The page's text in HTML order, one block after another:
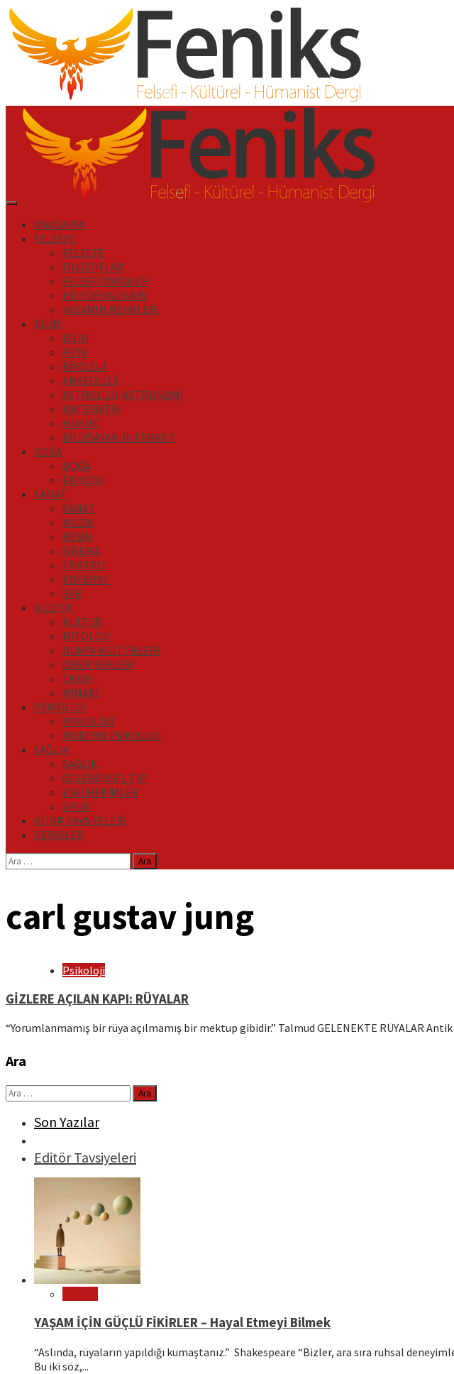
İçeriği
Geç
Primary
ANA SAYFA
FELSEFE
FELSEFE
FİLOZOFLAR
FELSEFİ ÖYKÜLER
EDİTÖR YAZILARI
YAŞAMIN RENKLERİ
BİLİM
BİLİM
FİZİK
BİYOLOJİ
ARKEOLOJİ
ASTROLOJİ-ASTRONOMİ
MATEMATİK
HUKUK
BİLGİSAYAR-İNTERNET
DOĞA
DOĞA
EKOLOJİ
SANAT
SANAT
MÜZİK
RESİM
SİNEMA
TİYATRO
EDEBİYAT
ŞİİR
KÜLTÜR
KÜLTÜR
MİTOLOJİ
DÜNYA KÜLTÜRLERİ
ÖREN YERLERİ
TARİH
MİMARİ
PSİKOLOJİ
PSİKOLOJİ
MODERN PSİKOLOJİ
SAĞLIK
SAĞLIK
GELENEKSEL TIP
ESKİ HEKİMLER
SPOR
KİTAP TAVSİYELERİ
DERGİLER
Arama:
carl gustav jung
Psikoloji
GİZLERE AÇILAN KAPI: RÜYALAR
“Yorumlanmamış bir rüya açılmamış bir mektup gibidir.” Talmud GELENEKTE RÜYALAR
Ara
Arama:
Son Yazılar
Editör Tavsiyeleri
YAŞAM İÇİN GÜÇLÜ FİKİRLER – Hayal Etmeyi Bilmek
“Aslında, rüyaların yapıldığı kumaştanız.” Shakespeare “Bizler, ara sıra ruhsal
Bu iki söz,...